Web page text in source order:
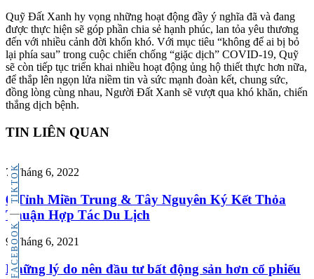
FACEBOOK
TIKTOK
Quỹ Đất Xanh hy vọng những hoạt động đầy ý nghĩa đã và đang
được thực hiện sẽ góp phần chia sẻ hạnh phúc, lan tỏa yêu thương
đến với nhiều cảnh đời khốn khó. Với mục tiêu “không để ai bị bỏ
lại phía sau” trong cuộc chiến chống “giặc dịch” COVID-19, Quỹ
sẽ còn tiếp tục triển khai nhiều hoạt động ủng hộ thiết thực hơn nữa,
để thắp lên ngọn lửa niềm tin và sức mạnh đoàn kết, chung sức,
đồng lòng cùng nhau, Người Đất Xanh sẽ vượt qua khó khăn, chiến
thắng dịch bệnh.
TIN LIÊN QUAN
7 Tháng 6, 2022
6 Tỉnh Miền Trung & Tây Nguyên Ký Kết Thỏa
Thuận Hợp Tác Du Lịch
9 Tháng 6, 2021
Những lý do nên đầu tư bất động sản hơn cổ phiếu